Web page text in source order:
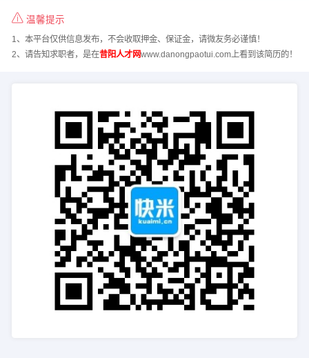
温馨提示
1、本平台仅供信息发布，不会收取押金、保证金，请微友务必谨慎！
2、请告知求职者，是在昔阳人才网www.danongpaotui.com上看到该简历的！